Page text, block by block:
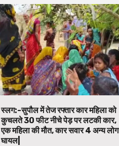
स्लग:-सुपौल में तेज रफ्तार कार महिला को
कुचलते 30 फीट नीचे पेड़ पर लटकी कार,
एक महिला की मौत, कार सवार 4 अन्य लोग
घायल|